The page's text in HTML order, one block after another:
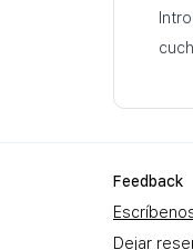
Feеdback
Dejar